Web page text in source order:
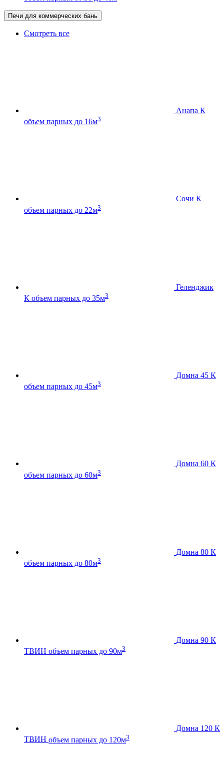
Печи для коммерческих бань
Смотреть все
Анапа К
объем парных до 16м3
Сочи К
объем парных до 22м3
Геленджик
К объем парных до 35м3
Домна 45 К
объем парных до 45м3
Домна 60 К
объем парных до 60м3
Домна 80 К
объем парных до 80м3
Домна 90 К
ТВИН объем парных до 90м3
Домна 120 К
ТВИН объем парных до 120м3